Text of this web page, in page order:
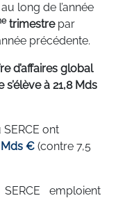
long de l’année
trimestrepar
précédente.
d’affaires global
à 21,8 Mds
ont
Mds € (contre 7,5
emploient